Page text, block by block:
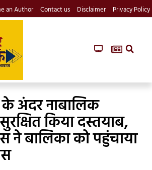
an Author Contact us Disclaimer Privacy Policy
अंदर नाबालिक
किया दस्तयाब,
ने बालिका को पहुंचाया